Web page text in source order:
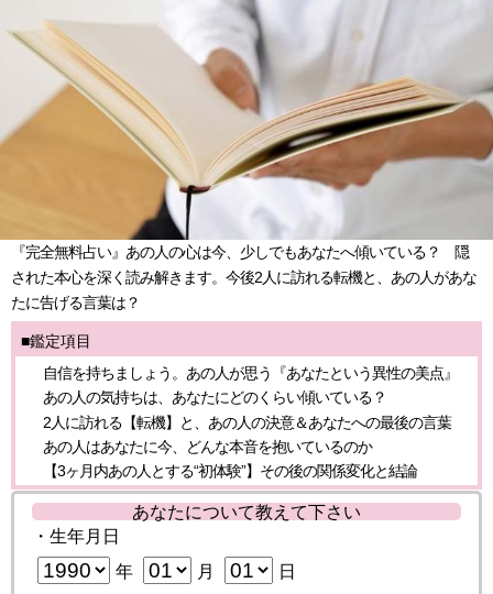
『完全無料占い』あの人の心は今、少しでもあなたへ傾いている？ 隠
された本心を深く読み解きます。今後2人に訪れる転機と、あの人があな
たに告げる言葉は？
■鑑定項目
自信を持ちましょう。あの人が思う『あなたという異性の美点』
あの人の気持ちは、あなたにどのくらい傾いている？
2人に訪れる【転機】と、あの人の決意＆あなたへの最後の言葉
あの人はあなたに今、どんな本音を抱いているのか
【3ヶ月内あの人とする“初体験”】その後の関係変化と結論
あなたについて教えて下さい
・生年月日
年 月
日